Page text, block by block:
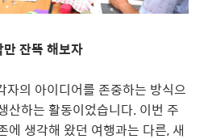
잔뜩 해보자
의 아이디어를 존중하는 방식으
산하는 활동이었습니다. 이번 주
에 생각해 왔던 여행과는 다른, 새